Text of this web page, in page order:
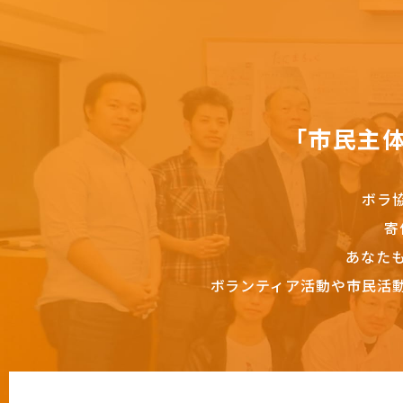
「市民主
ボラ
あなた
ボランティア活動や市民活